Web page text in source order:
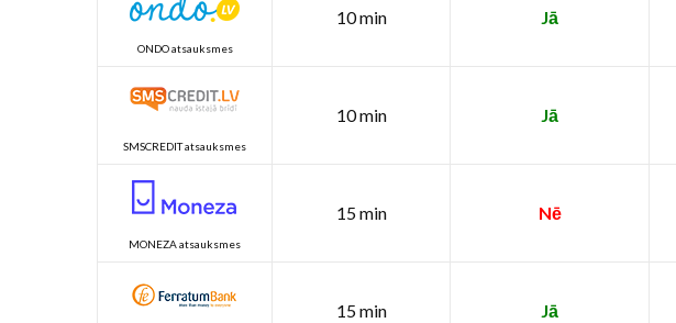
ONDO atsauksmes
10 min Jā
SMSCREDIT atsauksmes
10 min Jā
MONEZA atsauksmes
15 min Nē
15 min Jā